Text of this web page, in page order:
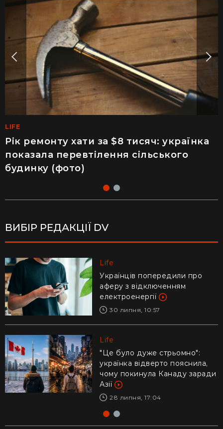
LIFE
Рік ремонту хати за $8 тисяч: українка
показала перевтілення сільського
будинку (фото)
MEDINFO
Майже 2 тисячі отруєнь через салат –
як відвідування популярного
ресторану призвело до госпіталізації
ВИБІР РЕДАКЦІЇ DV
Life
Українців попередили про
аферу з відключенням
електроенергії
30 липня, 10:57
Life
"Це було дуже стрьомно":
українка відверто пояснила,
чому покинула Канаду заради
Азії
28 липня, 17:04
Life
Ледь втримали на руках: у
Дніпрі рибалки витягли з річки
гігантського коропа (відео)
28 липня, 17:47
Life
Драматичне відео із
Каліфорнії: 16-річний ризикнув
життям заради дитини –
реакція Трампа
29 липня, 10:04